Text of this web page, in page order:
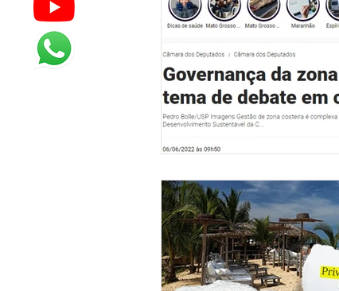
ELEIÇÕES NA
EMERGÊNCIAS CLIMÁTICAS
ODS 1 - Erradicação da